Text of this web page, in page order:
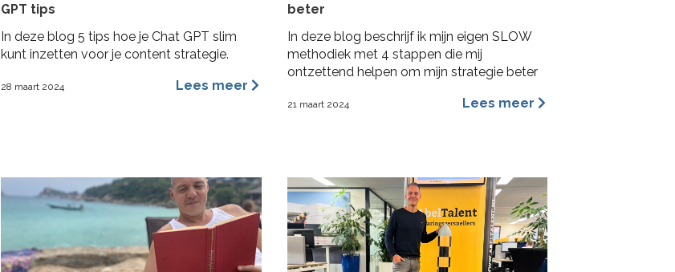
GPT tips
In deze blog 5 tips hoe je Chat GPT slim
kunt inzetten voor je content strategie.
28 maart 2024 Lees meer
beter
In deze blog beschrijf ik mijn eigen SLOW
methodiek met 4 stappen die mij
ontzettend helpen om mijn strategie beter
21 maart 2024 Lees meer